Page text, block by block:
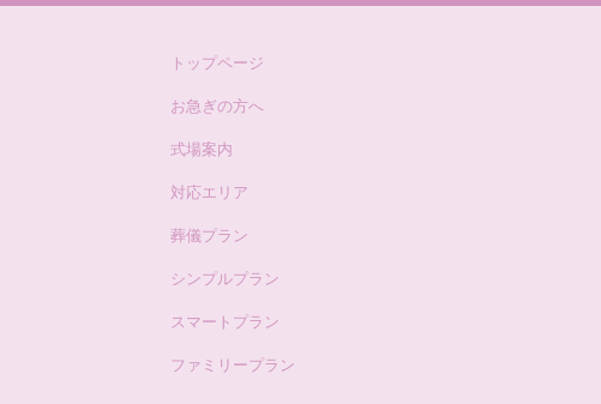
せ
トップページ
お急ぎの方へ
式場案内
対応エリア
葬儀プラン
シンプルプラン
スマートプラン
ファミリープラン